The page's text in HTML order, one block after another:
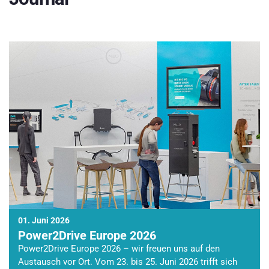
01. Juni 2026
Power2Drive Europe 2026
Power2Drive Europe 2026 – wir freuen uns auf den
Austausch vor Ort. Vom 23. bis 25. Juni 2026 trifft sich